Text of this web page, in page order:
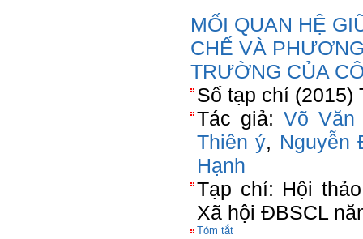
MỐI QUAN HỆ
CHẾ VÀ
TRƯỜNG CỦA
Số tạp chí (2015)
Tác giả: Võ Văn
Thiên ý, Nguyễn
Hạnh
Tạp chí: Hội
Xã hội ĐBSCL
Tóm tắt